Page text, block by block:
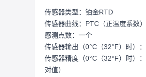
传感器类型：铂金RTD
传感器曲线：PTC（正温度系数）
感测点数：一个
传感器输出（0°C（32°F）时）
传感器精度（0°C（32°F）时）
对值）